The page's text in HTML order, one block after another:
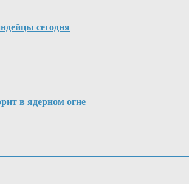
сегодня
в ядерном огне